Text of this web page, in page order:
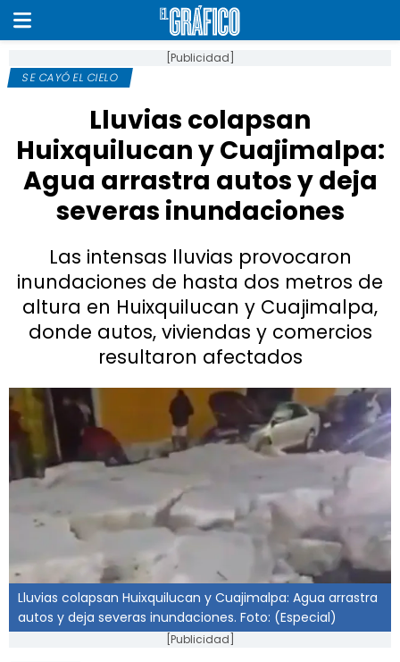
[Publicidad]
SE CAYÓ EL CIELO
Lluvias colapsan
Huixquilucan y Cuajimalpa:
Agua arrastra autos y deja
severas inundaciones
Las intensas lluvias provocaron
inundaciones de hasta dos metros de
altura en Huixquilucan y Cuajimalpa,
donde autos, viviendas y comercios
resultaron afectados
Lluvias colapsan Huixquilucan y Cuajimalpa: Agua arrastra
autos y deja severas inundaciones. Foto: (Especial)
[Publicidad]